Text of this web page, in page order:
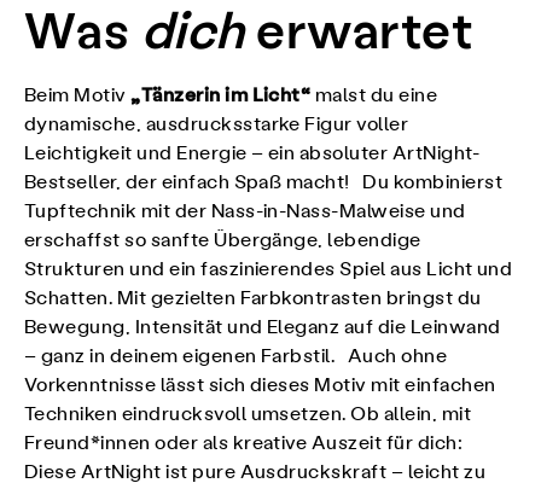
Was dicherwartet
Beim Motiv„Tänzerin im Licht“ malst du eine
dynamische, ausdrucksstarke Figur voller
Leichtigkeit und Energie – ein absoluter ArtNight-
Bestseller, der einfach Spaß macht! Du kombinierst
Tupftechnik mit der Nass-in-Nass-Malweise und
erschaffst so sanfte Übergänge, lebendige
Strukturen und ein faszinierendes Spiel aus Licht und
Schatten. Mit gezielten Farbkontrasten bringst du
Bewegung, Intensität und Eleganz auf die Leinwand
– ganz in deinem eigenen Farbstil. Auch ohne
Vorkenntnisse lässt sich dieses Motiv mit einfachen
Techniken eindrucksvoll umsetzen. Ob allein, mit
Freund*innen oder als kreative Auszeit für dich:
Diese ArtNight ist pure Ausdruckskraft – leicht zu